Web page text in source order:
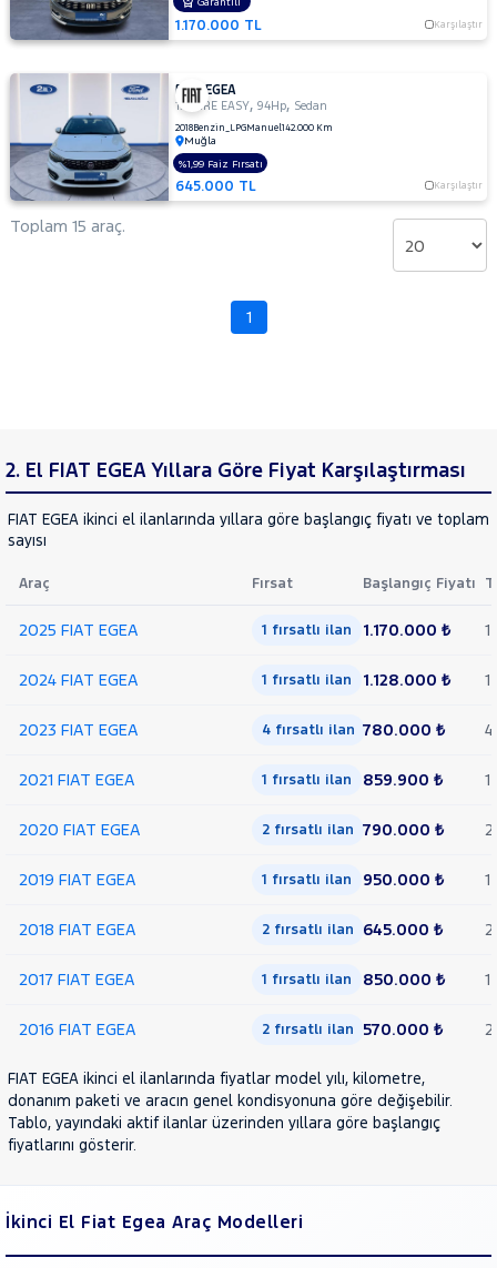
SSANGYONG
SUBARU
TOGG
TOYOTA
TRAKTÖR
VOLKSWAGEN
1.170.000 TL Karşılaştır
FIAT EGEA
1.4 FIRE EASY,94Hp, Sedan
2018Benzin_LPGManuel142.000 Km
Muğla
645.000 TL Karşılaştır
%1,99 Faiz Fırsatı
Toplam 15 araç.
1
2. El FIAT EGEA Yıllara Göre Fiyat Karşılaştırması
FIAT EGEA ikinci el ilanlarında yıllara göre başlangıç fiyatı ve toplam
sayısı
Araç Fırsat Başlangıç Fiyatı
2025 FIAT EGEA 1 fırsatlı ilan 1.170.000 ₺ 1
2024 FIAT EGEA 1 fırsatlı ilan 1.128.000 ₺ 1
2023 FIAT EGEA 4 fırsatlı ilan 780.000 ₺ 4
2021 FIAT EGEA 1 fırsatlı ilan 859.900 ₺ 1
2020 FIAT EGEA 2 fırsatlı ilan 790.000 ₺ 2
2019 FIAT EGEA 1 fırsatlı ilan 950.000 ₺ 1
2018 FIAT EGEA 2 fırsatlı ilan 645.000 ₺ 2
2017 FIAT EGEA 1 fırsatlı ilan 850.000 ₺ 1
2016 FIAT EGEA 2 fırsatlı ilan 570.000 ₺ 2
FIAT EGEA ikinci el ilanlarında fiyatlar model yılı, kilometre,
donanım paketi ve aracın genel kondisyonuna göre değişebilir.
Tablo, yayındaki aktif ilanlar üzerinden yıllara göre başlangıç
fiyatlarını gösterir.
İkinci El Fiat Egea Araç Modelleri